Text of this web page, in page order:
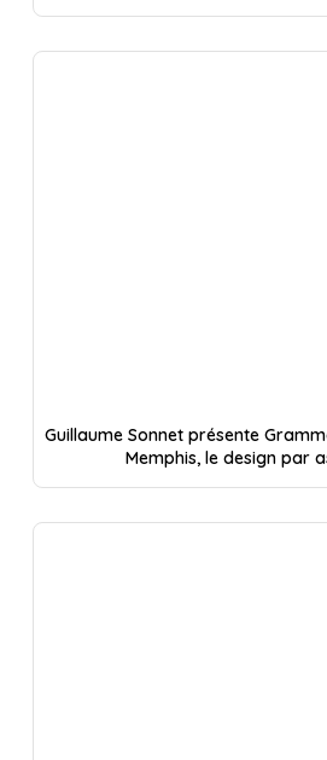
Guillaume Sonnet présente
Memphis, le design par